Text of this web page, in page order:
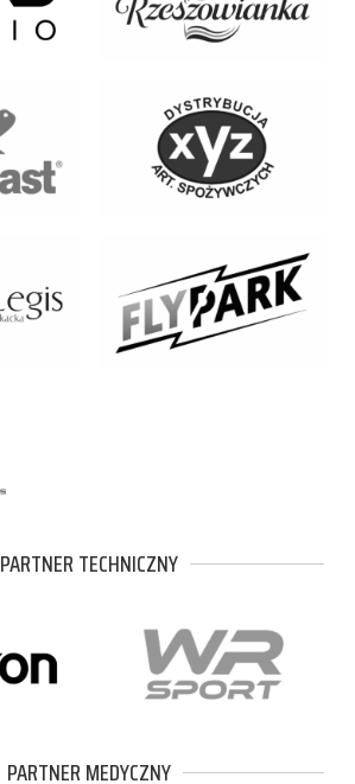
PARTNER TECHNICZNY
PARTNER MEDYCZNY